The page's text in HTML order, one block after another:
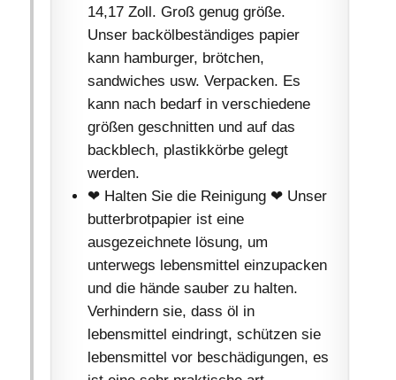
14,17 Zoll. Groß genug größe.
Unser backölbeständiges papier
kann hamburger, brötchen,
sandwiches usw. Verpacken. Es
kann nach bedarf in verschiedene
größen geschnitten und auf das
backblech, plastikkörbe gelegt
werden.
❤ Halten Sie die Reinigung ❤ Unser
butterbrotpapier ist eine
ausgezeichnete lösung, um
unterwegs lebensmittel einzupacken
und die hände sauber zu halten.
Verhindern sie, dass öl in
lebensmittel eindringt, schützen sie
lebensmittel vor beschädigungen, es